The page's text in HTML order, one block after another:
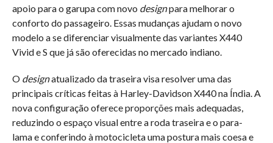
apoio para o garupa com novo designpara melhorar o
conforto do passageiro. Essas mudanças ajudam o novo
modelo a se diferenciar visualmente das variantes X440
Vivid e S que já são oferecidas no mercado indiano.
O designatualizado da traseira visa resolver uma das
principais críticas feitas à Harley-Davidson X440 na Índia. A
nova configuração oferece proporções mais adequadas,
reduzindo o espaço visual entre a roda traseira e o para-
lama e conferindo à motocicleta uma postura mais coesa e